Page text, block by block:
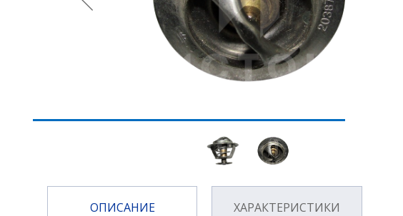
ОПИСАНИЕ ХАРАКТЕРИСТИКИ